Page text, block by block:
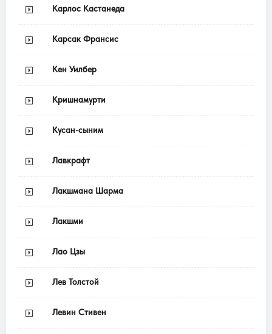
Карлос Кастанеда
Карсак Франсис
Кен Уилбер
Кришнамурти
Кусан-сыним
Лавкрафт
Лакшмана Шарма
Лакшми
Лао Цзы
Лев Толстой
Левин Стивен